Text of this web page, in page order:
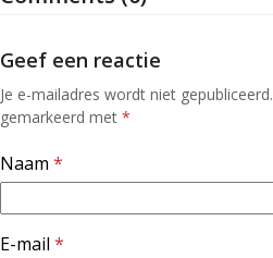
Geef een reactie
Je e-mailadres wordt niet gepubliceerd.
gemarkeerd met *
Naam *
E-mail *